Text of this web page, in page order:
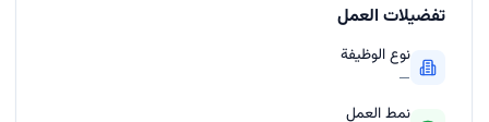
تفضيلات العمل
نوع الوظيفة
—
نمط العمل